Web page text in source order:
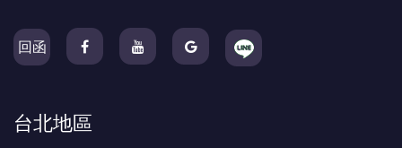
回函
台北地區